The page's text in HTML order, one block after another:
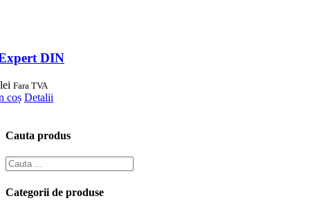
DIN
lei Fara TVA
coș Detalii
Cauta produs
Categorii de produse